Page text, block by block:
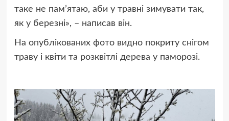
таке не памʼятаю, аби у травні зимувати так,
як у березні», – написав він.
На опублікованих фото видно покриту снігом
траву і квіти та розквітлі дерева у паморозі.